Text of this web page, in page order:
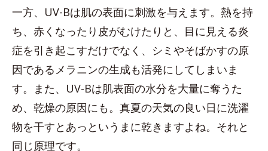
一方、UV-Bは肌の表面に刺激を与えます。熱を持
ち、赤くなったり皮がむけたりと、目に見える炎
症を引き起こすだけでなく、シミやそばかすの原
因であるメラニンの生成も活発にしてしまいま
す。また、UV-Bは肌表面の水分を大量に奪うた
め、乾燥の原因にも。真夏の天気の良い日に洗濯
物を干すとあっというまに乾きますよね。それと
同じ原理です。